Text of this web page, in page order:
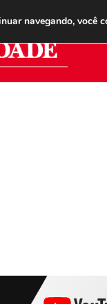
PUBLICIDADE
navegando, você